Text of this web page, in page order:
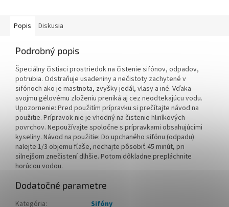
Popis Diskusia
Podrobný popis
Špeciálny čistiaci prostriedok na čistenie sifónov, odpadov,
potrubia. Odstraňuje usadeniny a nečistoty zachytené v
sifónoch ako je mastnota, zvyšky jedál, vlasy a iné. Vďaka
svojmu gélovému zloženiu preniká aj cez neodtekajúcu vodu.
Upozornenie: Pred použitím prípravku si prečítajte návod na
použitie. Prípravok nie je vhodný na čistenie hliníkových
povrchov. Nepoužívajte spoločne s prípravkami obsahujúcimi
kyseliny. Návod na použitie: Do upchaného sifónu (odpadu)
nalejte 1/3 objemu fľaše, nechajte pôsobiť 45 minút, pri
silnejšom znečistení dlhšie. Potom dôkladne prepláchnite
horúcou vodou.
Dodatočné parametre
Kategória: Sifóny